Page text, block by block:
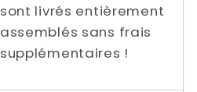
sont livrés entièrement
assemblés sans frais
supplémentaires !